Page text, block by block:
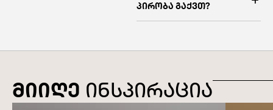
პირობა გაქვთ?
მიიღე ინსპირაცია